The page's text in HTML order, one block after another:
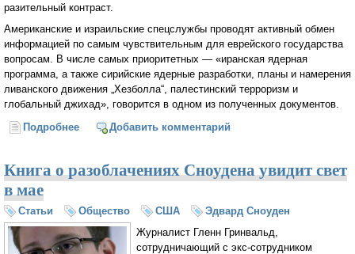
разительный контраст.
Американские и израильские спецслужбы проводят активный обмен
информацией по самым чувствительным для еврейского государства
вопросам. В числе самых приоритетных — «иранская ядерная
программа, а также сирийские ядерные разработки, планы и намерения
ливанского движения „Хезболла“, палестинский терроризм и
глобальный джихад», говорится в одном из полученных документов.
Подробнее о Эдвард Сноуден: Атака Израиля на Газу была бы
Добавить комментарий
Книга о разоблачениях Сноудена увидит свет
в мае
Статьи Общество США
Эдвард Сноуден
Журналист Гленн Гринвальд,
сотрудничающий с экс-сотрудником